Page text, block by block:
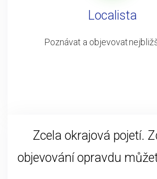
Localista
Poznávat a objevovat
Zcela okrajová pojetí.
objevování opravdu